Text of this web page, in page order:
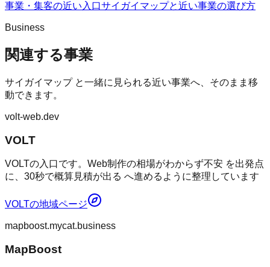
事業・集客の近い入口サイガイマップと近い事業の選び方
Business
関連する事業
サイガイマップと一緒に見られる近い事業へ、そのまま移
動できます。
volt-web.dev
VOLT
VOLTの入口です。Web制作の相場がわからず不安 を出発点
に、30秒で概算見積が出る へ進めるように整理しています
VOLTの地域ページ
mapboost.mycat.business
MapBoost